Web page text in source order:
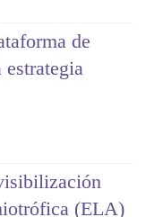
de
(ELA)